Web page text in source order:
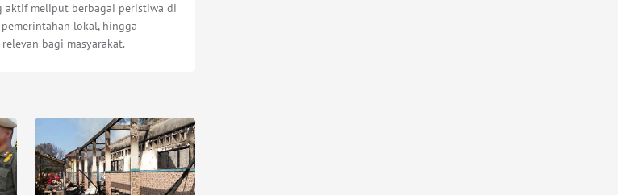
aktif meliput berbagai peristiwa di
lokal, hingga
bagi masyarakat.